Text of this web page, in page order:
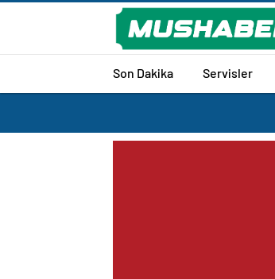
Son Dakika Servisler